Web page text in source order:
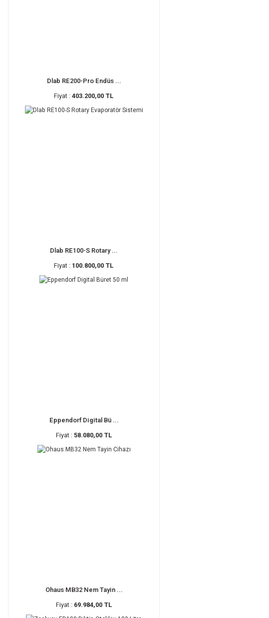
Dlab RE200-Pro Endüs ...
Fiyat :403.200,00 TL
Dlab RE100-S Rotary ...
Fiyat : 100.800,00 TL
Eppendorf Digital Bü ...
Fiyat :58.080,00 TL
Ohaus MB32 Nem Tayin ...
Fiyat : 69.984,00 TL